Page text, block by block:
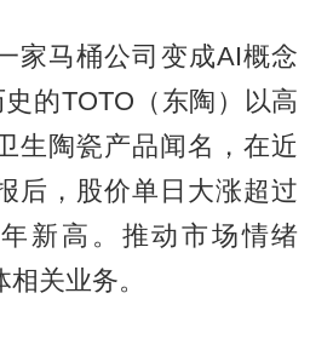
家马桶公司变成AI概念
的TOTO（东陶）以高
生陶瓷产品闻名，在近
后，股价单日大涨超过
新高。推动市场情绪
关业务。